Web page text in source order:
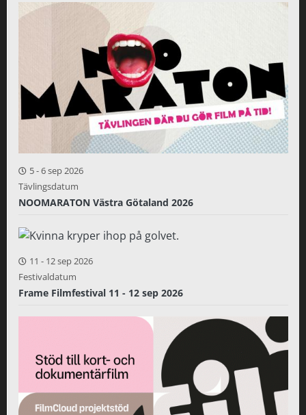
5-6 sep 2026
Tävlingsdatum
NOOMARATON Västra Götaland 2026
11 - 12 sep 2026
Festivaldatum
Frame Filmfestival 11 - 12 sep 2026